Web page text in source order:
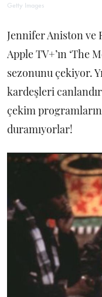
Getty Images
Jennifer Aniston ve
Apple TV+’ın
sezonunu çekiyor.
kardeşleri
çekim
duramıyorlar!